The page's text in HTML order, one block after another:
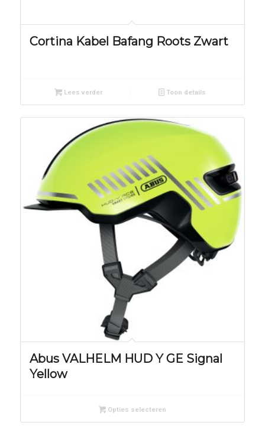
Cortina Kabel Bafang Roots Zwart
Lees verder Toon details
Abus VALHELM HUD Y GE Signal
Yellow
Opties selecteren